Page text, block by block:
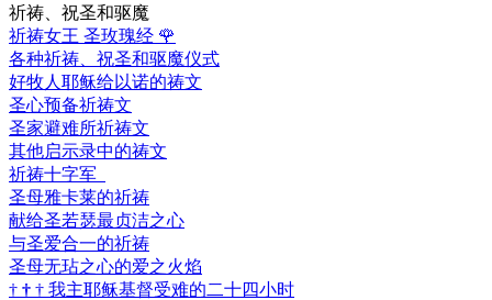
祈祷、祝圣和驱魔
祈祷女王 圣玫瑰经 🌹
各种祈祷、祝圣和驱魔仪式
好牧人耶稣给以诺的祷文
圣心预备祈祷文
圣家避难所祈祷文
其他启示录中的祷文
祈祷十字军
圣母雅卡莱的祈祷
献给圣若瑟最贞洁之心
与圣爱合一的祈祷
圣母无玷之心的爱之火焰
† † † 我主耶稣基督受难的二十四小时